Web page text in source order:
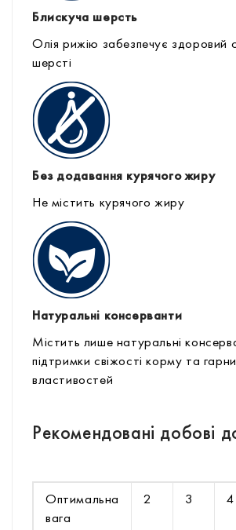
Блискуча шерсть
Олія рижію забезпечує здоровий
шерсті
Без додавання курячого жиру
Не містить курячого жиру
Натуральні консерванти
Містить лише натуральні
підтримки свіжості корму та
властивостей
Рекомендовані добові
Оптимальна
вага
2 3 4